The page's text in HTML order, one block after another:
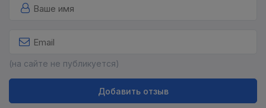
(на сайте не публикуется)
Добавить отзыв